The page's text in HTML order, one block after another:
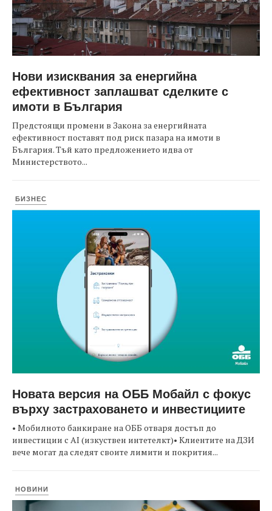
Нови изисквания за енергийна
ефективност заплашват сделките с
имоти в България
Предстоящи промени в Закона за енергийната
ефективност поставят под риск пазара на имоти в
България. Тъй като предложението идва от
Министерството...
БИЗНЕС
Новата версия на ОББ Мобайл с фокус
върху застраховането и инвестициите
• Мобилното банкиране на ОББ отваря достъп до
инвестиции с AI (изкуствен интетелкт)• Клиентите на ДЗИ
вече могат да следят своите лимити и покрития...
НОВИНИ